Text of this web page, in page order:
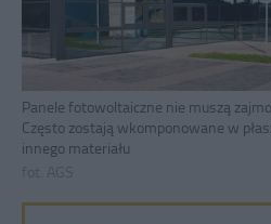
Panele fotowoltaiczne nie muszą
Często zostają wkomponowane w
innego materiału